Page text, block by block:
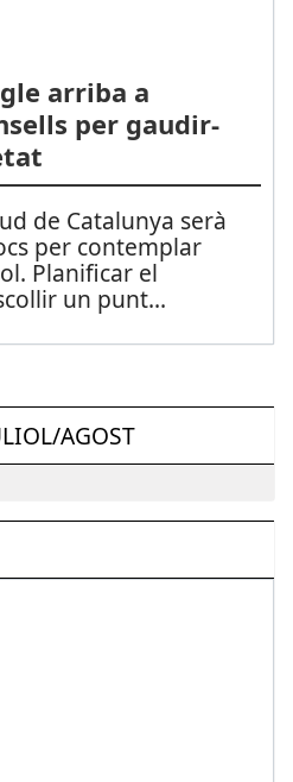
arriba a
per gaudir-
de Catalunya serà
per contemplar
Planificar el
un punt...
AGOST